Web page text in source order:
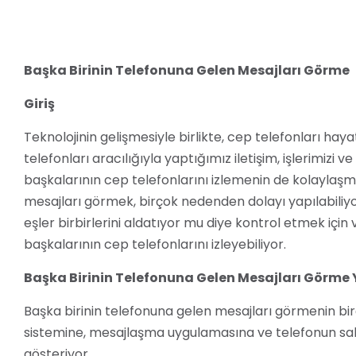
Başka Birinin Telefonuna Gelen Mesajları Görme
Giriş
Teknolojinin gelişmesiyle birlikte, cep telefonları
telefonları aracılığıyla yaptığımız iletişim, işlerimizi
başkalarının cep telefonlarını izlemenin de
mesajları görmek, birçok nedenden dolayı
eşler birbirlerini aldatıyor mu diye kontrol etmek için
başkalarının cep telefonlarını izleyebiliyor.
Başka Birinin Telefonuna Gelen Mesajları
Başka birinin telefonuna gelen mesajları görmenin
sistemine, mesajlaşma uygulamasına ve telefonun